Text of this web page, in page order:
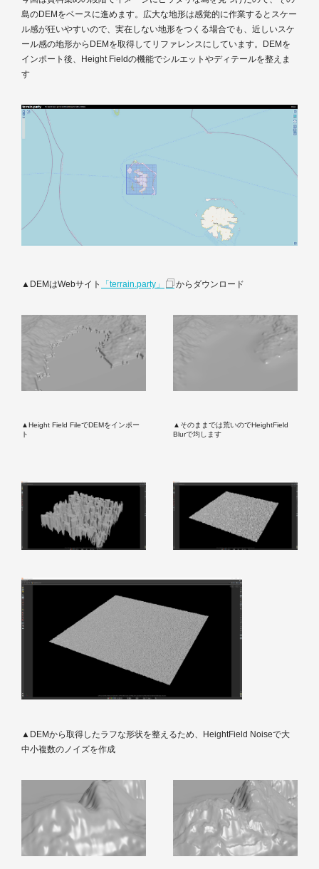
島のDEMをベースに進めます。広大な地形は感覚的に作業するとスケー
ル感が狂いやすいので、実在しない地形をつくる場合でも、近しいスケ
ール感の地形からDEMを取得してリファレンスにしています。DEMを
インポート後、Height Fieldの機能でシルエットやディテールを整えま
す
▲DEMはWebサイト 「terrain.party」 からダウンロード
▲Height Field FileでDEMをインポー
ト
▲そのままでは荒いのでHeightField
Blurで均します
▲DEMから取得したラフな形状を整えるため、HeightField Noiseで大
中小複数のノイズを作成